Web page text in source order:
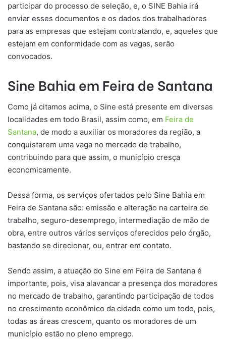
participar do processo de seleção, e, o SINE Bahia irá
enviar esses documentos e os dados dos trabalhadores
para as empresas que estejam contratando, e, aqueles que
estejam em conformidade com as vagas, serão
convocados.
Sine Bahia em Feira de Santana
Como já citamos acima, o Sine está presente em diversas
localidades em todo Brasil, assim como, em Feira de
Santana, de modo a auxiliar os moradores da região, a
conquistarem uma vaga no mercado de trabalho,
contribuindo para que assim, o município cresça
economicamente.
Dessa forma, os serviços ofertados pelo Sine Bahia em
Feira de Santana são: emissão e alteração na carteira de
trabalho, seguro-desemprego, intermediação de mão de
obra, entre outros vários serviços oferecidos pelo órgão,
bastando se direcionar, ou, entrar em contato.
Sendo assim, a atuação do Sine em Feira de Santana é
importante, pois, visa alavancar a presença dos moradores
no mercado de trabalho, garantindo participação de todos
no crescimento econômico da cidade como um todo, pois,
todas as áreas crescem, quanto os moradores de um
município estão no pleno emprego.